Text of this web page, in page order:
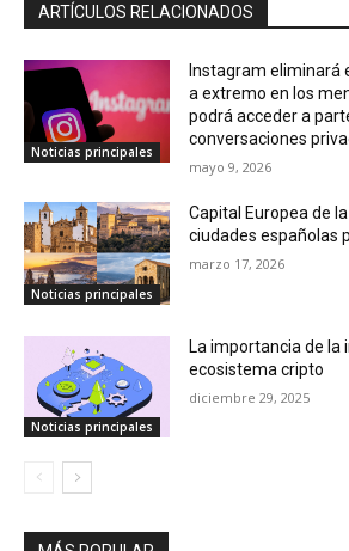
ARTÍCULOS RELACIONADOS
Noticias principales
Instagram eliminará
a extremo en los
podrá acceder a
conversaciones
mayo 9, 2026
Noticias principales
Capital Europea de
ciudades españolas
marzo 17, 2026
Noticias principales
La importancia de la
ecosistema cripto
diciembre 29, 2025